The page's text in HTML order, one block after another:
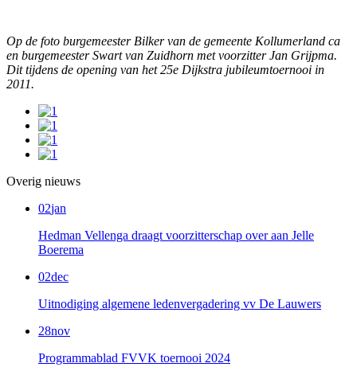
Op de foto burgemeester Bilker van de gemeente Kollumerland ca
en burgemeester Swart van Zuidhorn met voorzitter Jan Grijpma.
Dit tijdens de opening van het 25e Dijkstra jubileumtoernooi in
2011.
Overig nieuws
02jan
Hedman Vellenga draagt voorzitterschap over aan Jelle
Boerema
02dec
Uitnodiging algemene ledenvergadering vv De Lauwers
28nov
Programmablad FVVK toernooi 2024